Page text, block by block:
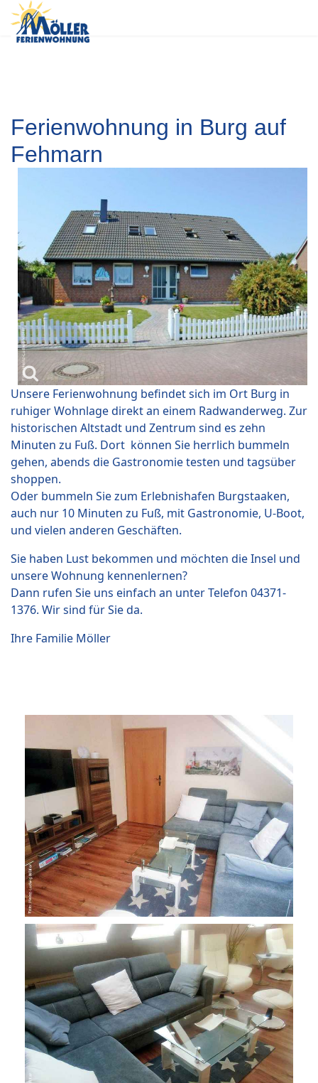
Ferienwohnung in Burg auf
Fehmarn
Unsere Ferienwohnung befindet sich im Ort Burg in
ruhiger Wohnlage direkt an einem Radwanderweg. Zur
historischen Altstadt und Zentrum sind es zehn
Minuten zu Fuß. Dort können Sie herrlich bummeln
gehen, abends die Gastronomie testen und tagsüber
shoppen.
Oder bummeln Sie zum Erlebnishafen Burgstaaken,
auch nur 10 Minuten zu Fuß, mit Gastronomie, U-Boot,
und vielen anderen Geschäften.
Sie haben Lust bekommen und möchten die Insel und
unsere Wohnung kennenlernen?
Dann rufen Sie uns einfach an unter Telefon 04371-
1376. Wir sind für Sie da.
Ihre Familie Möller